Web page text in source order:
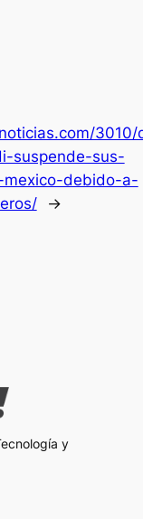
3010/
suspende-sus-
mexico-debido-a-
→
y